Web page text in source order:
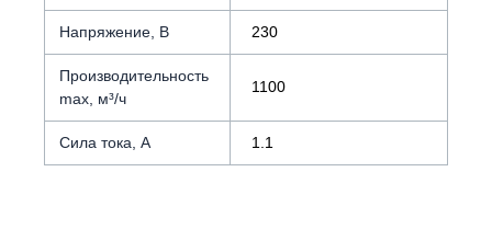
Напряжение, В 230
Производительность
max, м³/ч
1100
Сила тока, А 1.1